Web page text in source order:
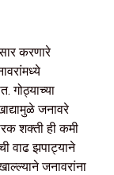
करणारे
गोठ्याच्या
जनावरे
शक्ती ही कमी
वाढ झपाट्याने
जनावरांना